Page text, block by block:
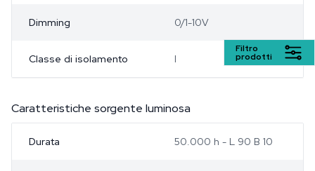
Dimming 0/1-10V
Classe di isolamento I
Caratteristiche sorgente luminosa
Durata 50.000 h - L 90 B 10
Filtro
prodotti